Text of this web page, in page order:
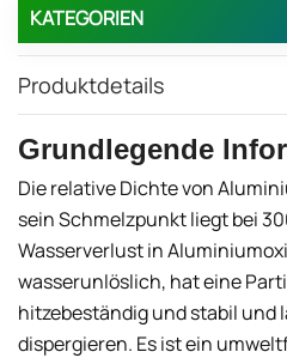
KATEGORIEN
Produktdetails
Grundlegende
Die relative Dichte von
sein Schmelzpunkt liegt bei
Wasserverlust in
wasserunlöslich, hat eine
hitzebeständig und stabil und
dispergieren. Es ist ein